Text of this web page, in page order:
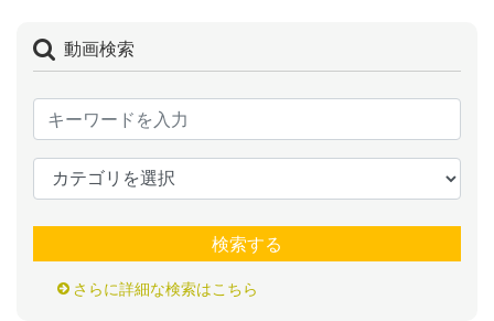
動画検索
検索する
さらに詳細な検索はこちら